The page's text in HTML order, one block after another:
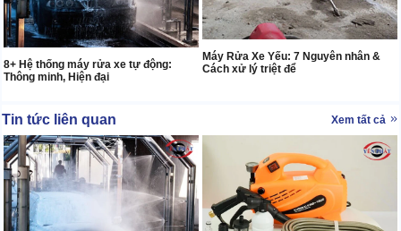
8+ Hệ thống máy rửa xe tự động:
Thông minh, Hiện đại
Máy Rửa Xe Yếu: 7 Nguyên nhân &
Cách xử lý triệt để
Tin tức liên quan Xem tất cả